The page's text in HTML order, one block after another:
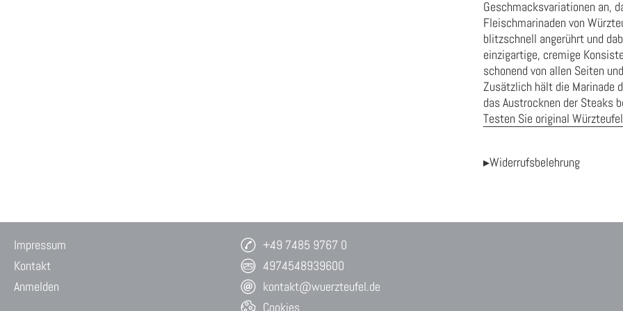
Geschmacksvariationen an,
Fleischmarinaden von
blitzschnell angerührt und
einzigartige, cremige
schonend von allen Seiten
Zusätzlich hält die Marinade
das Austrocknen der Steaks
Testen Sie original
▸Widerrufsbelehrung
Impressum
Kontakt
Anmelden
+49 7485 9767 0
4974548939600
kontakt@wuerzteufel.de
Cookies